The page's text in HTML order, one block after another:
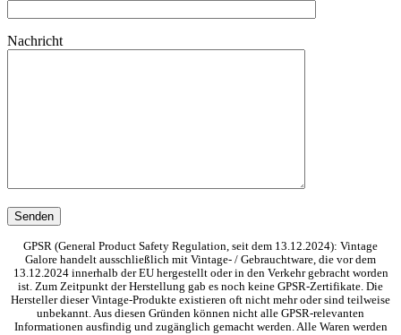
Nachricht
GPSR (General Product Safety Regulation, seit dem 13.12.2024): Vintage
Galore handelt ausschließlich mit Vintage- / Gebrauchtware, die vor dem
13.12.2024 innerhalb der EU hergestellt oder in den Verkehr gebracht worden
ist. Zum Zeitpunkt der Herstellung gab es noch keine GPSR-Zertifikate. Die
Hersteller dieser Vintage-Produkte existieren oft nicht mehr oder sind teilweise
unbekannt. Aus diesen Gründen können nicht alle GPSR-relevanten
Informationen ausfindig und zugänglich gemacht werden. Alle Waren werden